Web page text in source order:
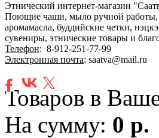
Этнический интернет-магазин
Поющие чаши, мыло ручной работы,
аромамасла, буддийские четки,
сувениры, этнические товары и
Телефон: 8-912-251-77-99
Электронная почта: saatva@mail.ru
Товаров в
На сумму: 0 р.